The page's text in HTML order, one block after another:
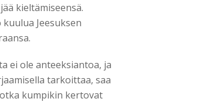
kieltämiseensä.
Jeesuksen
ei ole anteeksiantoa, ja
tarkoittaa, saa
kumpikin kertovat